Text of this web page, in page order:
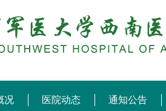
况 医院动态 通知公告